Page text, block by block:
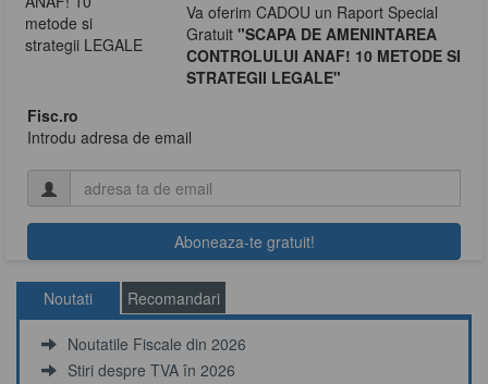
Va oferim CADOU un Raport Special
Gratuit "SCAPA DE AMENINTAREA
CONTROLULUI ANAF! 10 METODE SI
STRATEGII LEGALE"
Fisc.ro
Introdu adresa de email
Noutati Recomandari
Noutatile Fiscale din 2026
Stiri despre TVA în 2026